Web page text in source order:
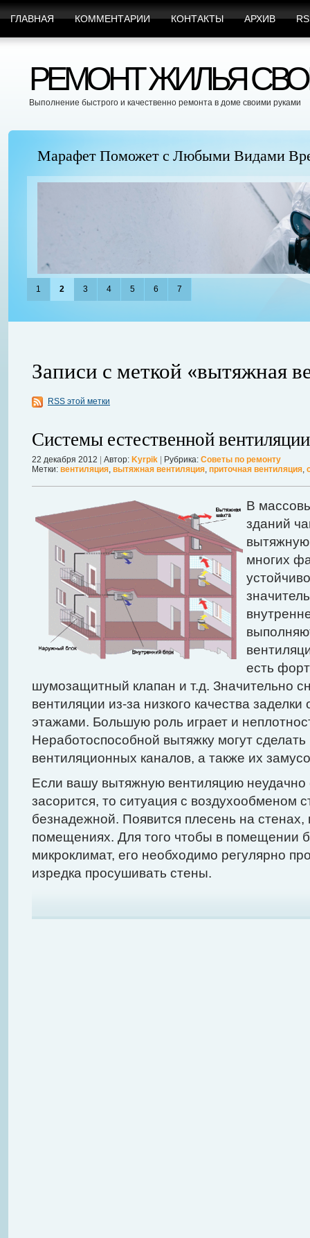
ГЛАВНАЯ КОММЕНТАРИИ КОНТАКТЫ АРХИВ
РЕМОНТ ЖИЛЬЯ
Выполнение быстрого и качественно ремонта в доме своими руками
Марафет Поможет с Любыми Видами
Когда в вашем доме появляются клопы, тараканы, грызуны или
настроение и вызывает волнение. Большинство из паразитов
течение пары недель их может стать уже вдвое, а то и втрое
в первые часы принять меры. А именно: обратиться в проверенную
1 2 3 4 5 6 7
Записи с меткой «вытяжная
RSS этой метки
Системы естественной вентиляции
22 декабря 2012 Автор: Kyrpik Рубрика: Советы по ремонту
Метки: вентиляция, вытяжная вентиляция, приточная вентиляция,
В
зданий
многих
есть
шумозащитный клапан и т.д. Значительно
вентиляции из-за низкого качества
этажами. Большую роль играет и
Неработоспособной вытяжку могут сделать
вентиляционных каналов, а также их
Если вашу вытяжную вентиляцию неудачно
засорится, то ситуация с воздухообменом
безнадежной. Появится плесень на стенах,
помещениях. Для того чтобы в помещении
микроклимат, его необходимо регулярно
изредка просушивать стены.